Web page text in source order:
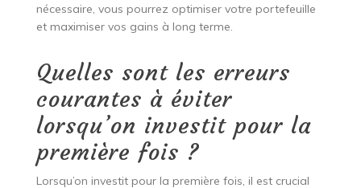
nécessaire, vous pourrez optimiser votre portefeuille
et maximiser vos gains à long terme.
Quelles sont les erreurs
courantes à éviter
lorsqu’on investit pour la
première fois ?
Lorsqu’on investit pour la première fois, il est crucial